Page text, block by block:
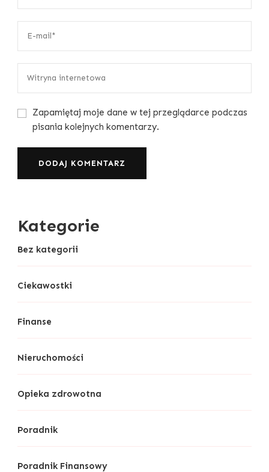
Zapamiętaj moje dane w tej przeglądarce podczas
pisania kolejnych komentarzy.
Kategorie
Bez kategorii
Ciekawostki
Finanse
Nieruchomości
Opieka zdrowotna
Poradnik
Poradnik Finansowy